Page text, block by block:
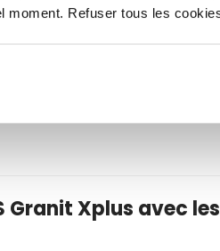
moment. Refuser tous les
, l’antivol est également anti-
sans compromis.
de la protéger contre la
couvert par une
produit.
Granit Xplus avec